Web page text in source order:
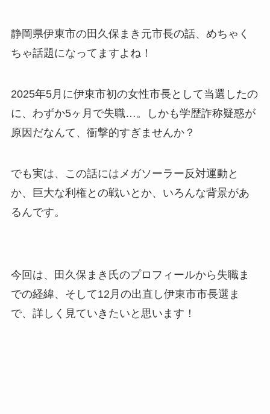
静岡県伊東市の田久保まき元市長の話、めちゃく
ちゃ話題になってますよね！
2025年5月に伊東市初の女性市長として当選したの
に、わずか5ヶ月で失職…。しかも学歴詐称疑惑が
原因だなんて、衝撃的すぎませんか？
でも実は、この話にはメガソーラー反対運動と
か、巨大な利権との戦いとか、いろんな背景があ
るんです。
今回は、田久保まき氏のプロフィールから失職ま
での経緯、そして12月の出直し伊東市市長選ま
で、詳しく見ていきたいと思います！